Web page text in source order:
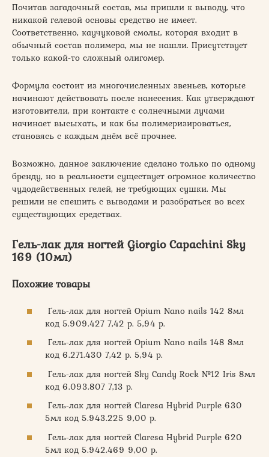
Почитав загадочный состав, мы пришли к выводу, что
никакой гелевой основы средство не имеет.
Соответственно, каучуковой смолы, которая входит в
обычный состав полимера, мы не нашли. Присутствует
только какой-то сложный олигомер.
Формула состоит из многочисленных звеньев, которые
начинают действовать после нанесения. Как утверждают
изготовители, при контакте с солнечными лучами
начинает высыхать, и как бы полимеризироваться,
становясь с каждым днём всё прочнее.
Возможно, данное заключение сделано только по одному
бренду, но в реальности существует огромное количество
чудодейственных гелей, не требующих сушки. Мы
решили не спешить с выводами и разобраться во всех
существующих средствах.
Гель-лак для ногтей Giorgio Capachini Sky
169 (10мл)
Похожие товары
Гель-лак для ногтей Opium Nano nails 142 8мл
код 5.909.427 7,42 р. 5,94 р.
Гель-лак для ногтей Opium Nano nails 148 8мл
код 6.271.430 7,42 р. 5,94 р.
Гель-лак для ногтей Sky Candy Rock №12 Iris 8мл
код 6.093.807 7,13 р.
Гель-лак для ногтей Claresa Hybrid Purple 630
5мл код 5.943.225 9,00 р.
Гель-лак для ногтей Claresa Hybrid Purple 620
5мл код 5.942.469 9,00 р.